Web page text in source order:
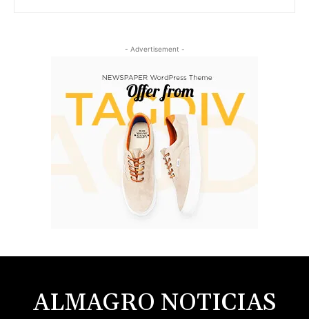
- Advertisement -
ALMAGRO NOTICIAS